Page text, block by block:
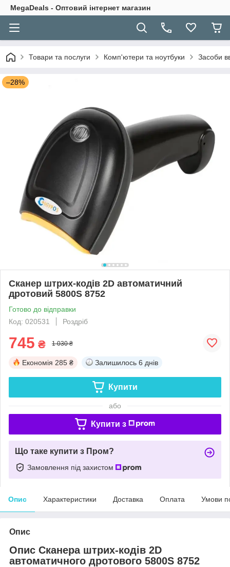
MegaDeals - Оптовий інтернет магазин
Товари та послуги Комп'ютери та ноутбуки Засоби
–28%
Сканер штрих-кодів 2D автоматичний
дротовий 5800S 8752
Готово до відправки
Код: 020531
Роздріб
745 ₴ 1 030 ₴
Економія 285 ₴ Залишилось 6 днів
Купити
або
Купити з
Що таке купити з Пром?
Замовлення під захистом
Опис Характеристики Доставка Оплата Умови
Опис
Опис Сканера штрих-кодів 2D
автоматичного дротового 5800S 8752